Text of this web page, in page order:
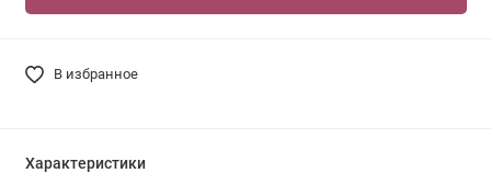
В избранное
Характеристики